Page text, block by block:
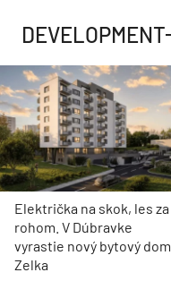
DEVELOPMENT
Električka na skok, les za
rohom. V Dúbravke
vyrastie nový bytový dom
Zelka